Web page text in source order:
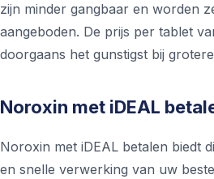
zijn minder gangbaar en worden
aangeboden. De prijs per tablet
doorgaans het gunstigst bij
Noroxin met iDEAL
Noroxin met iDEAL betalen biedt
en snelle verwerking van uw